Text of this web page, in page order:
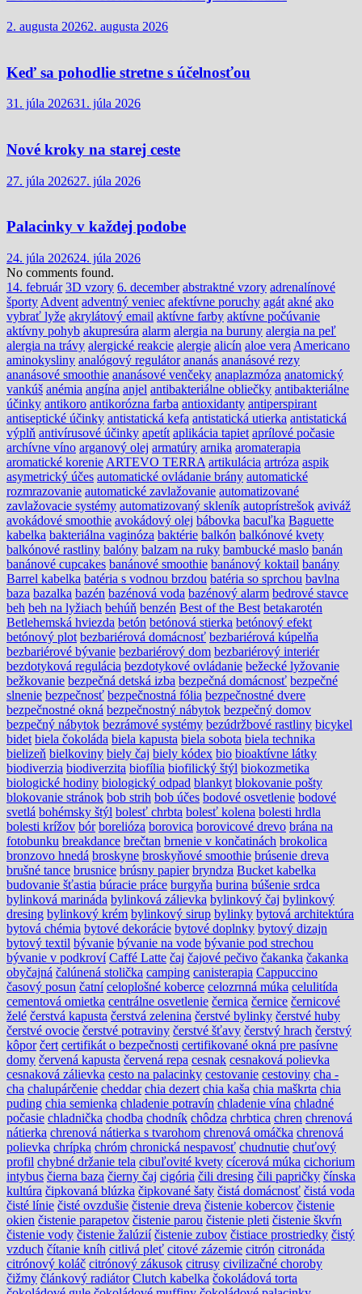
2. augusta 20262. augusta 2026
Keď sa pohodlie stretne s účelnosťou
31. júla 202631. júla 2026
Nové kroky na starej ceste
27. júla 202627. júla 2026
Palacinky v každej podobe
24. júla 202624. júla 2026
No comments found.
14. február 3D vzory 6. december abstraktné vzory adrenalínové
športy Advent adventný veniec afektívne poruchy agát akné ako
vybrať lyže akrylátový email aktívne farby aktívne počúvanie
aktívny pohyb akupresúra alarm alergia na buruny alergia na peľ
alergia na trávy alergické reakcie alergie alicín aloe vera Americano
aminokysliny analógový regulátor ananás ananásové rezy
ananásové smoothie ananásové venčeky anaplazmóza anatomický
vankúš anémia angína anjel antibakteriálne obliečky antibakteriálne
účinky antikoro antikorózna farba antioxidanty antiperspirant
antiseptické účinky antistatická kefa antistatická utierka antistatická
výplň antivírusové účinky apetít aplikácia tapiet aprílové počasie
archívne víno arganový olej armatúry arnika aromaterapia
aromatické korenie ARTEVO TERRA artikulácia artróza aspik
asymetrický účes automatické ovládanie brány automatické
rozmrazovanie automatické zavlažovanie automatizované
zavlažovacie systémy automatizovaný skleník autoprístrešok aviváž
avokádové smoothie avokádový olej bábovka bacuľka Baguette
kabelka bakteriálna vaginóza baktérie balkón balkónové kvety
balkónové rastliny balóny balzam na ruky bambucké maslo banán
banánové cupcakes banánové smoothie banánový koktail banány
Barrel kabelka batéria s vodnou brzdou batéria so sprchou bavlna
baza bazalka bazén bazénová voda bazénový alarm bedrové stavce
beh beh na lyžiach behúň benzén Best of the Best betakarotén
Betlehemská hviezda betón betónová stierka betónový efekt
betónový plot bezbariérová domácnosť bezbariérová kúpelňa
bezbariérové bývanie bezbariérový dom bezbariérový interiér
bezdotyková regulácia bezdotykové ovládanie bežecké lyžovanie
bežkovanie bezpečná detská izba bezpečná domácnosť bezpečné
slnenie bezpečnosť bezpečnostná fólia bezpečnostné dvere
bezpečnostné okná bezpečnostný nábytok bezpečný domov
bezpečný nábytok bezrámové systémy bezúdržbové rastliny bicykel
bidet biela čokoláda biela kapusta biela sobota biela technika
bielizeň bielkoviny biely čaj biely kódex bio bioaktívne látky
biodiverzia biodiverzita biofília biofilický štýl biokozmetika
biologické hodiny biologický odpad blankyt blokovanie pošty
blokovanie stránok bob strih bob účes bodové osvetlenie bodové
svetlá bohémsky štýl bolesť chrbta bolesť kolena bolesti hrdla
bolesti krížov bór borelióza borovica borovicové drevo brána na
fotobunku breakdance brečtan brnenie v končatinách brokolica
bronzovo hnedá broskyne broskyňové smoothie brúsenie dreva
brušné tance brusnice brúsny papier bryndza Bucket kabelka
budovanie šťastia búracie práce burgyňa burina búšenie srdca
bylinková marináda bylinková zálievka bylinkový čaj bylinkový
dresing bylinkový krém bylinkový sirup bylinky bytová architektúra
bytová chémia bytové dekorácie bytové doplnky bytový dizajn
bytový textil bývanie bývanie na vode bývanie pod strechou
bývanie v podkroví Caffé Latte čaj čajové pečivo čakanka čakanka
obyčajná čalúnená stolička camping canisterapia Cappuccino
časový posun čatní celoplošné koberce celozrnná múka celulitída
cementová omietka centrálne osvetlenie černica černice černicové
želé čerstvá kapusta čerstvá zelenina čerstvé bylinky čerstvé huby
čerstvé ovocie čerstvé potraviny čerstvé šťavy čerstvý hrach čerstvý
kôpor čert certifikát o bezpečnosti certifikované okná pre pasívne
domy červená kapusta červená repa cesnak cesnaková polievka
cesnaková zálievka cesto na palacinky cestovanie cestoviny cha -
cha chalupárčenie cheddar chia dezert chia kaša chia maškrta chia
puding chia semienka chladenie potravín chladenie vína chladné
počasie chladnička chodba chodník chôdza chrbtica chren chrenová
nátierka chrenová nátierka s tvarohom chrenová omáčka chrenová
polievka chrípka chróm chronická nespavosť chudnutie chuťový
profil chybné držanie tela cibuľovité kvety cícerová múka cichorium
intybus čierna baza čierny čaj cigória čili dresing čili papričky čínska
kultúra čipkovaná blúzka čipkované šaty čistá domácnosť čistá voda
čisté línie čisté ovzdušie čistenie dreva čistenie kobercov čistenie
okien čistenie parapetov čistenie parou čistenie pleti čistenie škvŕn
čistenie vody čistenie žalúzií čistenie zubov čistiace prostriedky čistý
vzduch čítanie kníh citlivá pleť citové zázemie citrón citronáda
citrónový koláč citrónový zákusok citrusy civilizačné choroby
čižmy článkový radiátor Clutch kabelka čokoládová torta